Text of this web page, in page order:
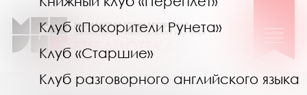
Клуб «Покорители Рунета»
Клуб «Старшие»
Клуб разговорного английского языка